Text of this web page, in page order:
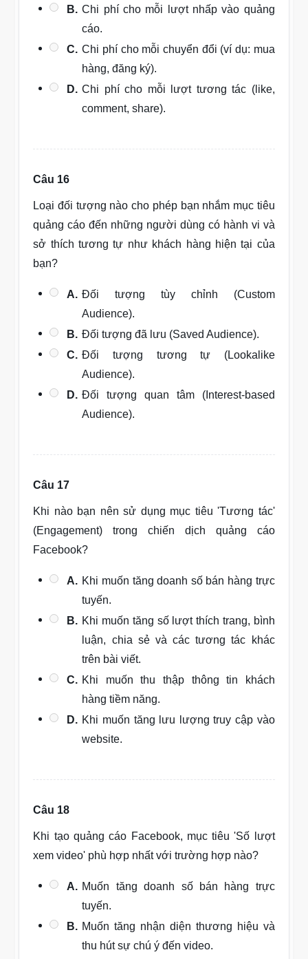
B. Chi phí cho mỗi lượt nhấp vào quảng
cáo.
C. Chi phí cho mỗi chuyển đổi (ví dụ: mua
hàng, đăng ký).
D. Chi phí cho mỗi lượt tương tác (like,
comment, share).
Câu 16
Loại đối tượng nào cho phép bạn nhắm mục tiêu
quảng cáo đến những người dùng có hành vi và
sở thích tương tự như khách hàng hiện tại của
bạn?
A. Đối tượng tùy chỉnh (Custom
Audience).
B. Đối tượng đã lưu (Saved Audience).
C. Đối tượng tương tự (Lookalike
Audience).
D. Đối tượng quan tâm (Interest-based
Audience).
Câu 17
Khi nào bạn nên sử dụng mục tiêu 'Tương tác'
(Engagement) trong chiến dịch quảng cáo
Facebook?
A. Khi muốn tăng doanh số bán hàng trực
tuyến.
B. Khi muốn tăng số lượt thích trang, bình
luận, chia sẻ và các tương tác khác
trên bài viết.
C. Khi muốn thu thập thông tin khách
hàng tiềm năng.
D. Khi muốn tăng lưu lượng truy cập vào
website.
Câu 18
Khi tạo quảng cáo Facebook, mục tiêu 'Số lượt
xem video' phù hợp nhất với trường hợp nào?
A. Muốn tăng doanh số bán hàng trực
tuyến.
B. Muốn tăng nhận diện thương hiệu và
thu hút sự chú ý đến video.